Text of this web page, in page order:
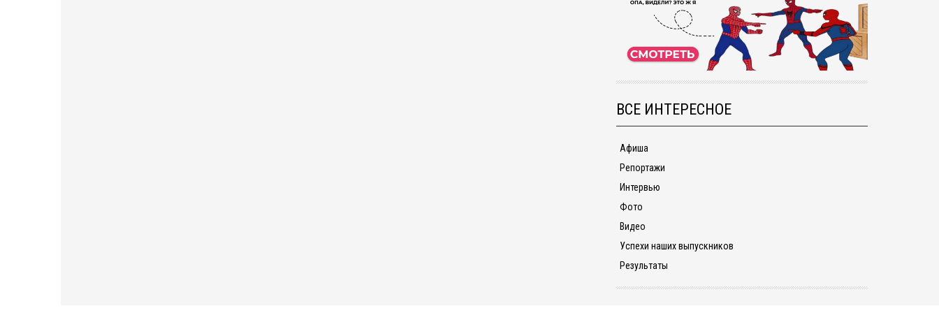
ВСЕ ИНТЕРЕСНОЕ
Афиша
Репортажи
Интервью
Фото
Видео
Успехи наших выпускников
Результаты